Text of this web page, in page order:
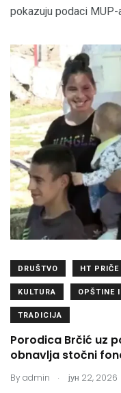
pokazuju podaci
DRUŠTVO HT PRIČE
KULTURA OPŠTINE
TRADICIJA
Porodica Brčić uz
obnavlja stočni
Byadmin . јун 22, 2026